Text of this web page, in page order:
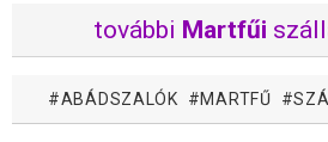
további Martfűi
ABÁDSZALÓK MARTFŰ